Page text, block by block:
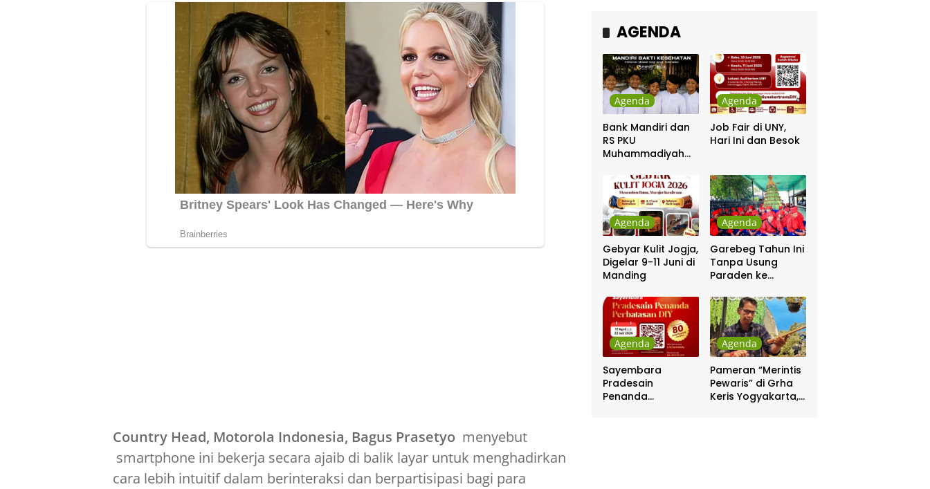
Country Head, Motorola Indonesia, Bagus Prasetyo menyebut
smartphone ini bekerja secara ajaib di balik layar untuk menghadirkan
cara lebih intuitif dalam berinteraksi dan berpartisipasi bagi para
AGENDA
Agenda
Bank Mandiri dan
RS PKU
Muhammadiyah
Gratis
Agenda
Job Fair di UNY,
Hari Ini dan Besok
Agenda
Gebyar Kulit Jogja,
Digelar 9-11 Juni di
Manding
Agenda
Garebeg Tahun Ini
Tanpa Usung
Paraden ke
Pakualaman
Agenda
Sayembara
Pradesain
Penanda
Agenda
Pameran “Merintis
Pewaris” di Grha
Keris Yogyakarta,